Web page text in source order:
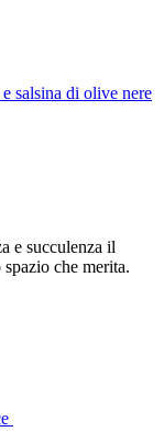
salsina di olive nere
e succulenza il
che merita.